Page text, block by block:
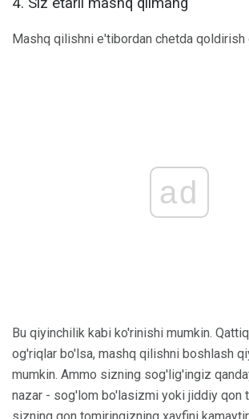
Mashq qilishni e'tibordan chetda qoldirish
ad
Bu qiyinchilik kabi ko'rinishi mumkin.
og'riqlar bo'lsa, mashq qilishni boshlash
mumkin. Ammo sizning sog'lig'ingiz
nazar - sog'lom bo'lasizmi yoki jiddiy qon